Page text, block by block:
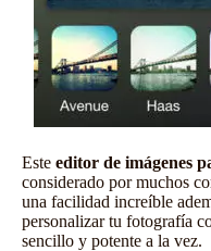
Este editor de imágenes
considerado por muchos
una facilidad increíble
personalizar tu fotografía
sencillo y potente a la vez.